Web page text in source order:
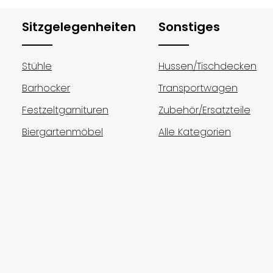
Sitzgelegenheiten
Stühle
Barhocker
Festzeltgarnituren
Biergartenmöbel
Sonstiges
Hussen/Tischdecken
Transportwagen
Zubehör/Ersatzteile
Alle Kategorien